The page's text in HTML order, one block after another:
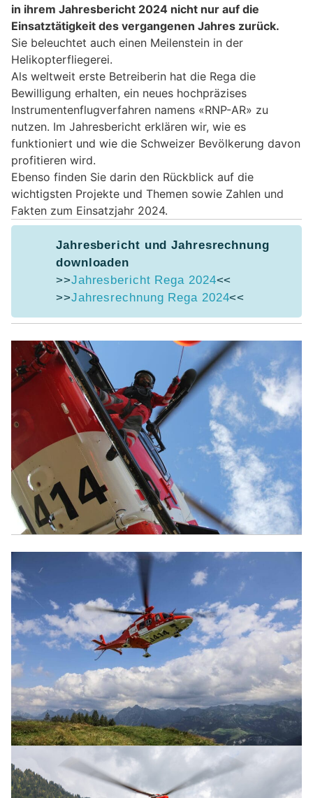
in ihrem Jahresbericht 2024 nicht nur auf die
Einsatztätigkeit des vergangenen Jahres zurück.
Sie beleuchtet auch einen Meilenstein in der
Helikopterfliegerei.
Als weltweit erste Betreiberin hat die Rega die
Bewilligung erhalten, ein neues hochpräzises
Instrumentenflugverfahren namens «RNP-AR» zu
nutzen. Im Jahresbericht erklären wir, wie es
funktioniert und wie die Schweizer Bevölkerung davon
profitieren wird.
Ebenso finden Sie darin den Rückblick auf die
wichtigsten Projekte und Themen sowie Zahlen und
Fakten zum Einsatzjahr 2024.
Jahresbericht und Jahresrechnung
downloaden
>>Jahresbericht Rega 2024<<
>>Jahresrechnung Rega 2024<<